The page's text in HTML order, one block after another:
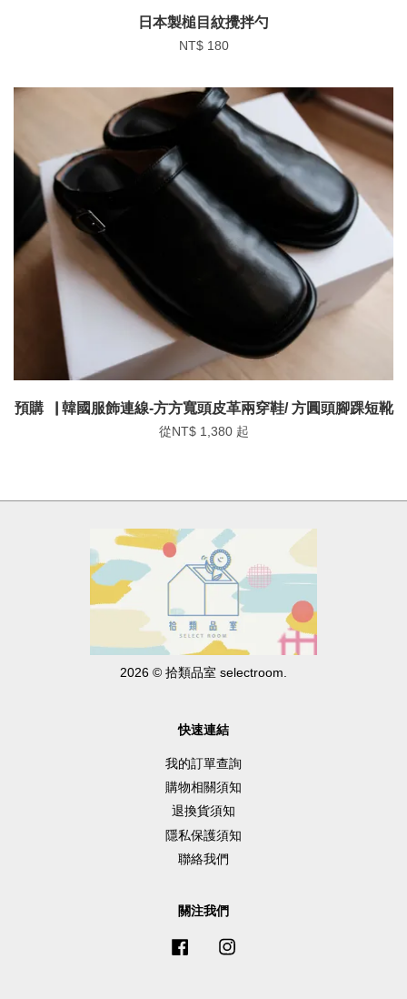
日本製槌目紋攪拌勺
NT$ 180
預購▕ 韓國服飾連線-方方寬頭皮革兩穿鞋/ 方圓頭腳踝短靴
從 NT$ 1,380 起
2026 © 拾類品室 selectroom.
快速連結
我的訂單查詢
購物相關須知
退換貨須知
隱私保護須知
聯絡我們
關注我們
Facebook